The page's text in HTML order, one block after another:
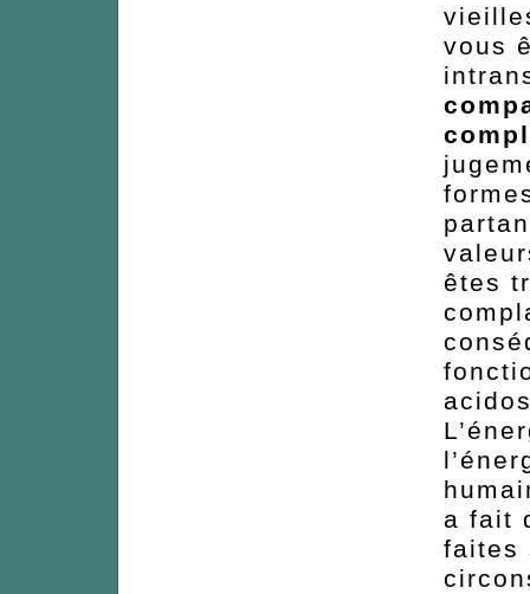
vous
êtes
a fait
faites